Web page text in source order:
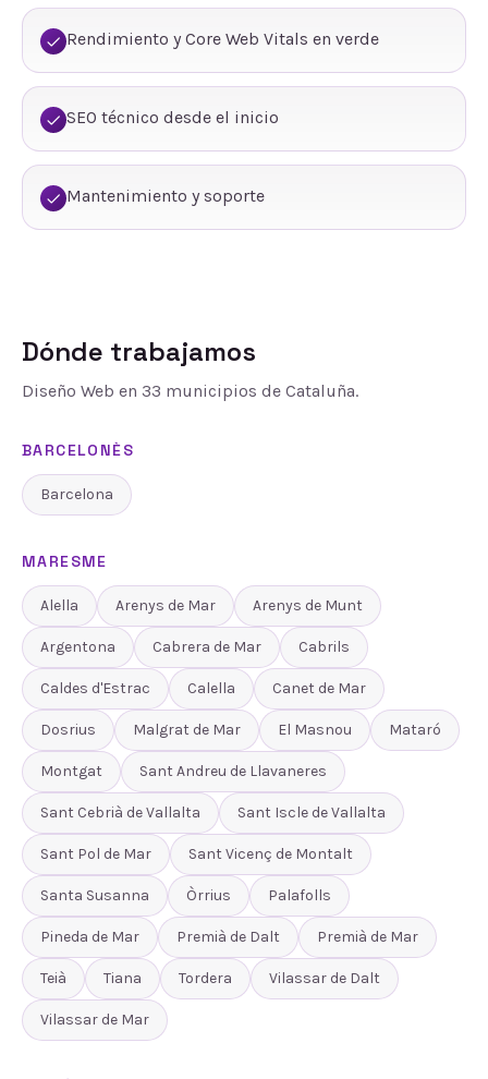
Rendimiento y Core Web Vitals en verde
SEO técnico desde el inicio
Mantenimiento y soporte
Dónde trabajamos
Diseño Web en 33 municipios de Cataluña.
BARCELONÈS
Barcelona
MARESME
Alella Arenys de Mar Arenys de Munt
Argentona Cabrera de Mar Cabrils
Caldes d'Estrac Calella Canet de Mar
Dosrius Malgrat de Mar El Masnou Mataró
Montgat Sant Andreu de Llavaneres
Sant Cebrià de Vallalta Sant Iscle de Vallalta
Sant Pol de Mar Sant Vicenç de Montalt
Santa Susanna Òrrius Palafolls
Pineda de Mar Premià de Dalt Premià de Mar
Teià Tiana Tordera Vilassar de Dalt
Vilassar de Mar